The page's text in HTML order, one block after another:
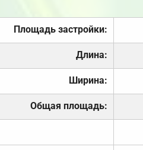
Площадь застройки:
Длина:
Ширина:
Общая площадь: